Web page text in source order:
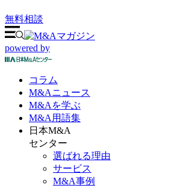
無料相談
powered by
コラム
M&Aニュース
M&Aを学ぶ
M&A 用語集
日本M&A
センター
選ばれる理由
サービス
M&A事例